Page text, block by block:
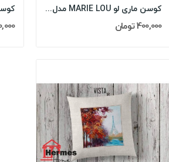
کوسن ماری لو MARIE LOU مدل: MINI
400,000 تومان